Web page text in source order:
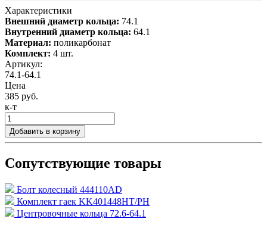
Характеристики
Внешний диаметр кольца: 74.1
Внутренний диаметр кольца: 64.1
Материал: поликарбонат
Комплект: 4 шт.
Артикул:
74.1-64.1
Цена
385 руб.
к-т
Добавить в корзину
Сопутствующие товары
Болт колесный 444110AD
Комплект гаек KK401448HT/PH
Центровочные кольца 72.6-64.1